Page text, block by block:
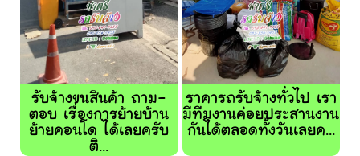
รับจ้างขนสินค้า ถาม-
ตอบ เรื่องการย้ายบ้าน
ย้ายคอนโด ได้เลยครับ
ติ...
ราคารถรับจ้างทั่วไป เรา
มีทีมงานค่อยประสานงาน
กันได้ตลอดทั้งวันเลยค...